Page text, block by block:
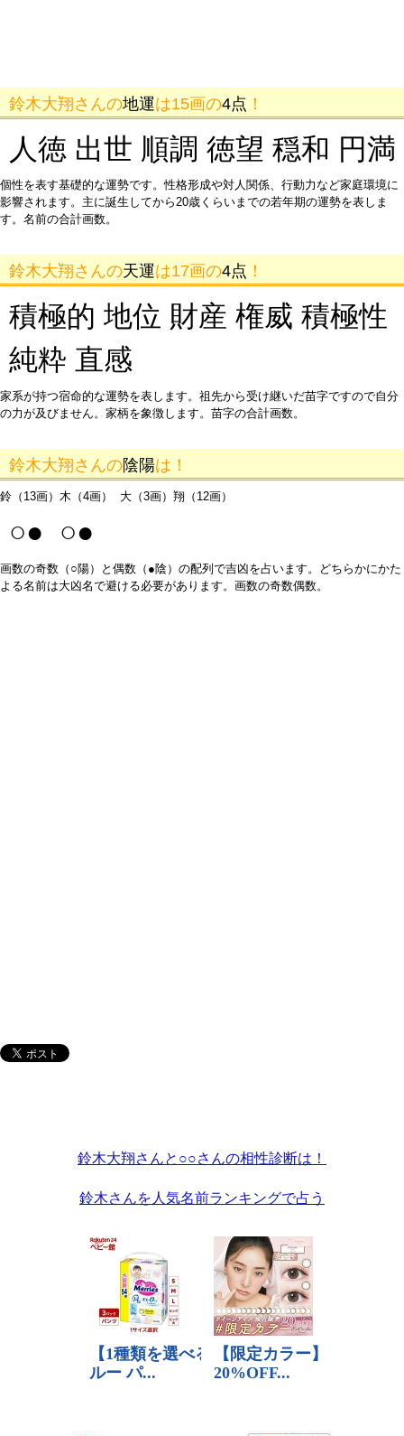
鈴木大翔さんの地運は15画の4点 ！
人徳 出世 順調 徳望 穏和 円満
個性を表す基礎的な運勢です。性格形成や対人関係、行動力など家庭環境に
影響されます。主に誕生してから20歳くらいまでの若年期の運勢を表しま
す。名前の合計画数。
鈴木大翔さんの天運は17画の4点 ！
積極的 地位 財産 権威 積極性
純粋 直感
家系が持つ宿命的な運勢を表します。祖先から受け継いだ苗字ですので自分
の力が及びません。家柄を象徴します。苗字の合計画数。
鈴木大翔さんの陰陽は！
鈴（13画）木（4画） 大（3画）翔（12画）
○● ○●
画数の奇数（○陽）と偶数（●陰）の配列で吉凶を占います。どちらかにかた
よる名前は大凶名で避ける必要があります。画数の奇数偶数。
鈴木大翔さんと○○さんの相性診断は！
鈴木さんを人気名前ランキングで占う